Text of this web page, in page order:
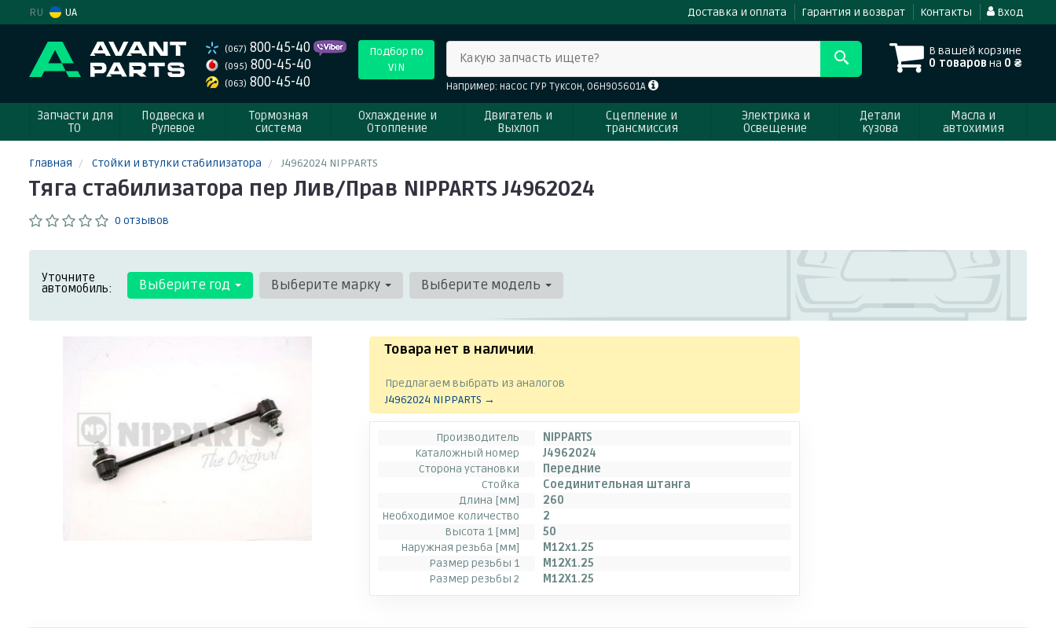
RU UA Доставка и оплата Гарантия и возврат Контакты Вход
(067) 800-45-40
(095) 800-45-40
(063) 800-45-40
Подбор по
VIN
В вашей корзине
0 товаров на 0 ₴
Какую запчасть ищете?
Например: насос ГУР Туксон, 06H905601A
Запчасти для
ТО
Подвеска и
Рулевое
Тормозная
система
Охлаждение и
Отопление
Двигатель и
Выхлоп
Сцепление и
трансмиссия
Электрика и
Освещение
Детали
кузова
Масла и
автохимия
Главная Стойки и втулки стабилизатора J4962024 NIPPARTS
Тяга стабилизатора пер Лив/Прав NIPPARTS J4962024
0 отзывов
Уточните
автомобиль: Выберите год Выберите марку Выберите модель
Товара нет в наличии.
Предлагаем выбрать из аналогов
J4962024 NIPPARTS →
Производитель
NIPPARTS
Каталожный номер
J4962024
Сторона установки
Передние
Стойка
Соединительная штанга
Длина [мм]
260
Необходимое количество
2
Высота 1 [мм]
50
Наружная резьба [мм]
M12x1.25
Размер резьбы 1
M12X1.25
Размер резьбы 2
M12X1.25